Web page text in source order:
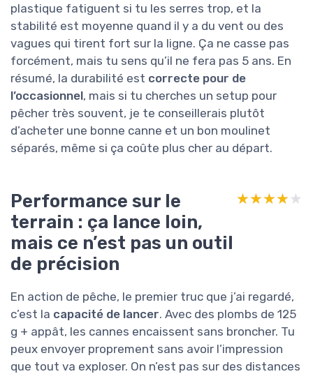
plastique fatiguent si tu les serres trop, et la
stabilité est moyenne quand il y a du vent ou des
vagues qui tirent fort sur la ligne. Ça ne casse pas
forcément, mais tu sens qu’il ne fera pas 5 ans. En
résumé, la durabilité est correcte pour de
l’occasionnel, mais si tu cherches un setup pour
pêcher très souvent, je te conseillerais plutôt
d’acheter une bonne canne et un bon moulinet
séparés, même si ça coûte plus cher au départ.
Performance sur le
terrain : ça lance loin,
mais ce n’est pas un outil
de précision
★★★★★
★★★★★
En action de pêche, le premier truc que j’ai regardé,
c’est la capacité de lancer. Avec des plombs de 125
g + appât, les cannes encaissent sans broncher. Tu
peux envoyer proprement sans avoir l’impression
que tout va exploser. On n’est pas sur des distances